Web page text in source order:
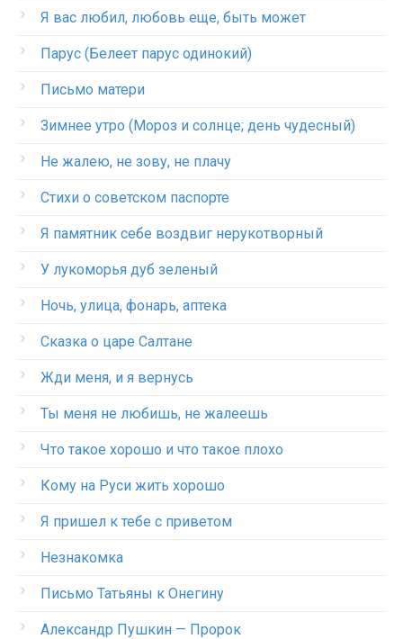
Я вас любил, любовь еще, быть может
Парус (Белеет парус одинокий)
Письмо матери
Зимнее утро (Мороз и солнце; день чудесный)
Не жалею, не зову, не плачу
Стихи о советском паспорте
Я памятник себе воздвиг нерукотворный
У лукоморья дуб зеленый
Ночь, улица, фонарь, аптека
Сказка о царе Салтане
Жди меня, и я вернусь
Ты меня не любишь, не жалеешь
Что такое хорошо и что такое плохо
Кому на Руси жить хорошо
Я пришел к тебе с приветом
Незнакомка
Письмо Татьяны к Онегину
Александр Пушкин — Пророк